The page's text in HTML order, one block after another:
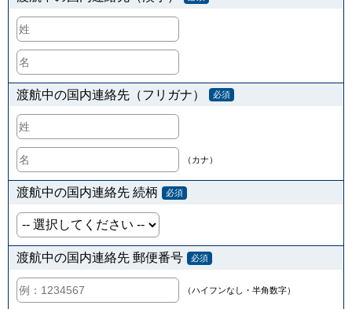
渡航中の国内連絡先（フリガナ） 必須
（カナ）
渡航中の国内連絡先 続柄 必須
渡航中の国内連絡先 郵便番号 必須
（ハイフンなし・半角数字）